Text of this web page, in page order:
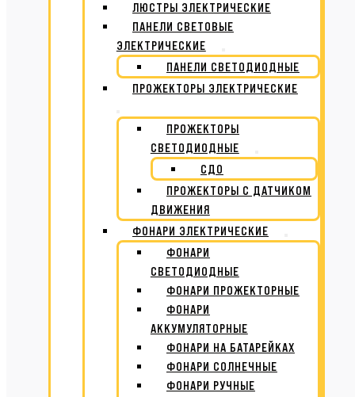
ЛЮСТРЫ ЭЛЕКТРИЧЕСКИЕ
ПАНЕЛИ СВЕТОВЫЕ
ЭЛЕКТРИЧЕСКИЕ
ПАНЕЛИ СВЕТОДИОДНЫЕ
ПРОЖЕКТОРЫ ЭЛЕКТРИЧЕСКИЕ
ПРОЖЕКТОРЫ
СВЕТОДИОДНЫЕ
СДО
ПРОЖЕКТОРЫ С ДАТЧИКОМ
ДВИЖЕНИЯ
ФОНАРИ ЭЛЕКТРИЧЕСКИЕ
ФОНАРИ
СВЕТОДИОДНЫЕ
ФОНАРИ ПРОЖЕКТОРНЫЕ
ФОНАРИ
АККУМУЛЯТОРНЫЕ
ФОНАРИ НА БАТАРЕЙКАХ
ФОНАРИ СОЛНЕЧНЫЕ
ФОНАРИ РУЧНЫЕ